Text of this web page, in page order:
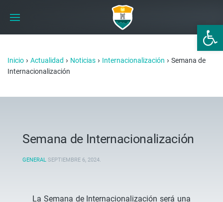
Abrir
Inicio › Actualidad › Noticias › Internacionalización › Semana de
Internacionalización
Semana de Internacionalización
GENERAL SEPTIEMBRE 6, 2024.
La Semana de Internacionalización será una